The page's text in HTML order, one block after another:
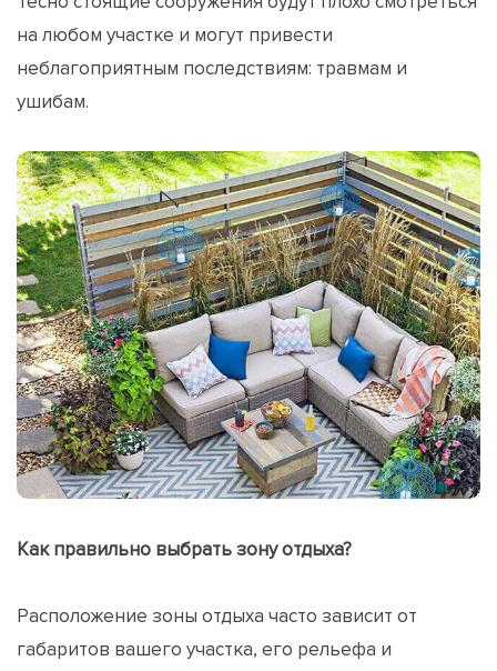
на любом участке и могут привести
неблагоприятным последствиям: травмам и
ушибам.
Как правильно выбрать зону отдыха?
Расположение зоны отдыха часто зависит от
габаритов вашего участка, его рельефа и